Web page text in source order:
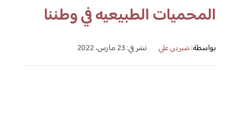
المحميات الطبيعيه في وطننا
بواسطة:شيرين علي نشر في: 23 مارس، 2022